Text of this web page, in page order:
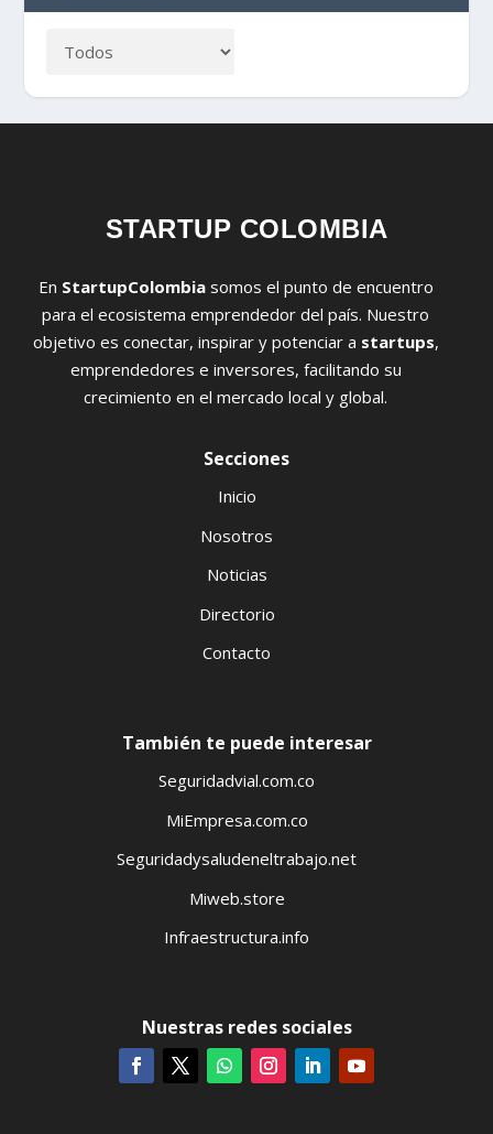
STARTUP COLOMBIA
En StartupColombiasomos el punto de encuentro
para el ecosistema emprendedor del país. Nuestro
objetivo es conectar, inspirar y potenciar a startups,
emprendedores e inversores, facilitando su
crecimiento en el mercado local y global.
Secciones
Inicio
Nosotros
Noticias
Directorio
Contacto
También te puede interesar
Seguridadvial.com.co
MiEmpresa.com.co
Seguridadysaludeneltrabajo.net
Miweb.store
Infraestructura.info
Nuestras redes sociales